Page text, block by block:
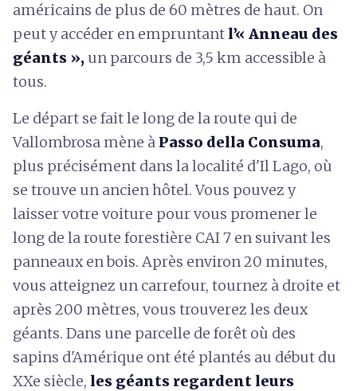
américains de plus de 60 mètres de haut. On
peut y accéder en empruntantl’« Anneau des
géants », un parcours de 3,5 km accessible à
tous.
Le départ se fait le long de la route qui de
Vallombrosa mène à Passo della Consuma,
plus précisément dans la localité d'Il Lago, où
se trouve un ancien hôtel. Vous pouvez y
laisser votre voiture pour vous promener le
long de la route forestière CAI 7 en suivant les
panneaux en bois. Après environ 20 minutes,
vous atteignez un carrefour, tournez à droite et
après 200 mètres, vous trouverez les deux
géants. Dans une parcelle de forêt où des
sapins d'Amérique ont été plantés au début du
XXe siècle, les géants regardent leurs